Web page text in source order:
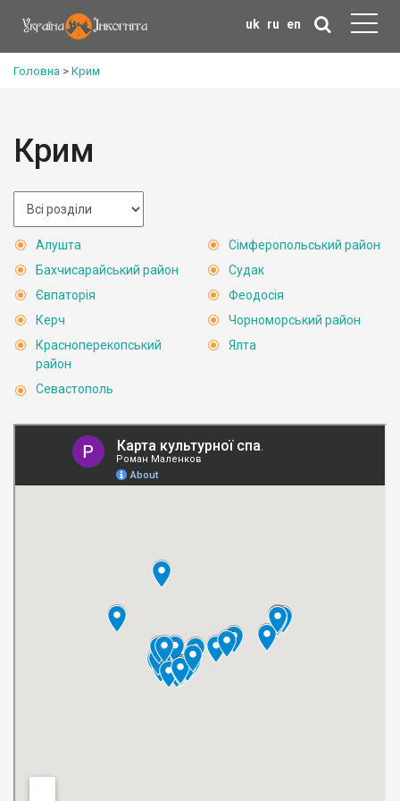
uk ru en
Головна > Крим
Крим
Алушта
Бахчисарайський район
Євпаторія
Керч
Красноперекопський
район
Севастополь
Сімферопольський район
Судак
Феодосія
Чорноморський район
Ялта